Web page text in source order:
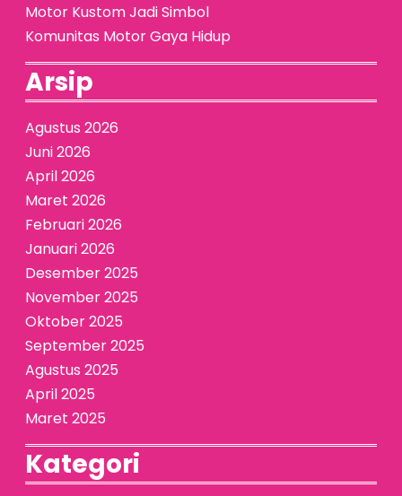
Motor Kustom Jadi Simbol
Komunitas Motor Gaya Hidup
Arsip
Agustus 2026
Juni 2026
April 2026
Maret 2026
Februari 2026
Januari 2026
Desember 2025
November 2025
Oktober 2025
September 2025
Agustus 2025
April 2025
Maret 2025
Kategori